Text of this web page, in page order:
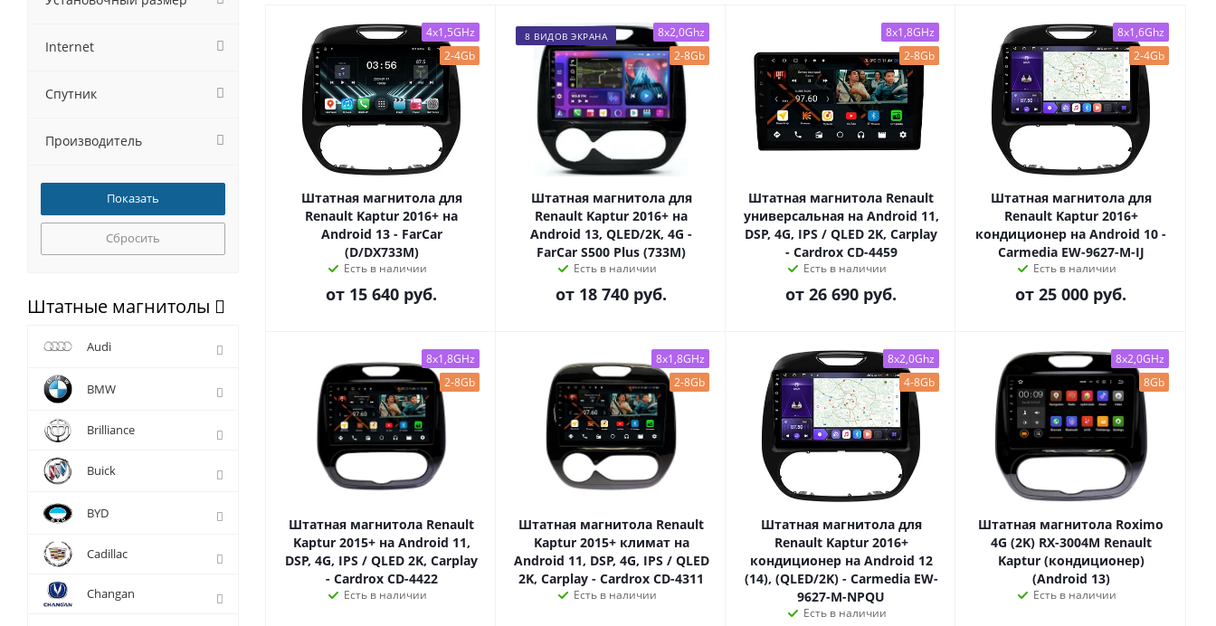
4x1,5GHz
2-4Gb
Штатная магнитола для
Renault Kaptur 2016+ на
Android 13 - FarCar
(D/DX733M)
Есть в наличии
от 15 640 руб.
8 ВИДОВ ЭКРАНА
8x2,0Ghz
2-8Gb
Штатная магнитола для
Renault Kaptur 2016+ на
Android 13, QLED/2K, 4G -
FarCar S500 Plus (733M)
Есть в наличии
от 18 740 руб.
8x1,8GHz
2-8Gb
Штатная магнитола Renault
универсальная на Android 11,
DSP, 4G, IPS / QLED 2K, Carplay
- Cardrox CD-4459
Есть в наличии
от 26 690 руб.
8x1,6Ghz
2-4Gb
Штатная магнитола для
Renault Kaptur 2016+
кондиционер на Android 10 -
Carmedia EW-9627-M-IJ
Есть в наличии
от 25 000 руб.
8x1,8GHz
2-8Gb
Штатная магнитола Renault
Kaptur 2015+ на Android 11,
DSP, 4G, IPS / QLED 2K, Carplay
- Cardrox CD-4422
Есть в наличии
8x1,8GHz
2-8Gb
Штатная магнитола Renault
Kaptur 2015+ климат на
Android 11, DSP, 4G, IPS / QLED
2K, Carplay - Cardrox CD-4311
Есть в наличии
8x2,0Ghz
4-8Gb
Штатная магнитола для
Renault Kaptur 2016+
кондиционер на Android 12
(14), (QLED/2K) - Carmedia EW-
9627-M-NPQU
Есть в наличии
8x2,0GHz
8Gb
Штатная магнитола Roximo
4G (2K) RX-3004M Renault
Kaptur (кондиционер)
(Android 13)
Есть в наличии
Internet
Спутник
Производитель
Сбросить
Штатные магнитолы
Audi
BMW
Brilliance
Buick
BYD
Cadillac
Changan